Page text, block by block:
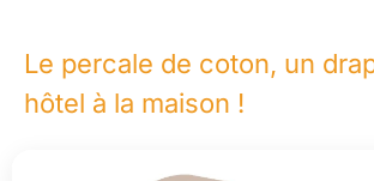
Le percale de coton, un
hôtel à la maison !